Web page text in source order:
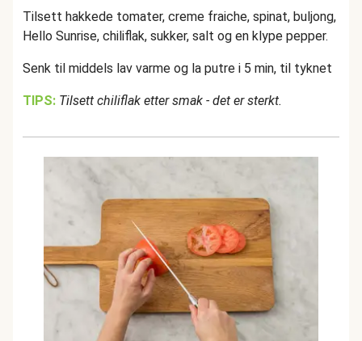
Tilsett hakkede tomater, creme fraiche, spinat, buljong,
Hello Sunrise, chiliflak, sukker, salt og en klype pepper.
Senk til middels lav varme og la putre i 5 min, til tyknet
TIPS: Tilsett chiliflak etter smak - det er sterkt.